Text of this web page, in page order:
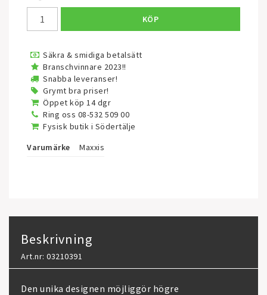
KÖP
Säkra & smidiga betalsätt
Branschvinnare 2023!!
Snabba leveranser!
Grymt bra priser!
Öppet köp 14 dgr
Ring oss 08-532 509 00
Fysisk butik i Södertälje
Varumärke
Maxxis
Beskrivning
Art.nr: 03210391
Den unika designen möjliggör högre